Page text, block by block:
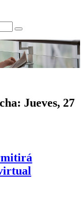
Jueves, 27